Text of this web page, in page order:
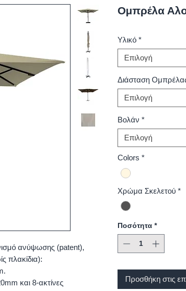
ανύψωσης (patent),
πλακίδια):
και 8-ακτίνες
Ομπρέλα
Υλικό *
Επιλογή
Διάσταση
Επιλογή
Βολάν *
Επιλογή
Colors *
Χρώμα Σκελετού *
Ποσότητα *
Προσθήκη στις